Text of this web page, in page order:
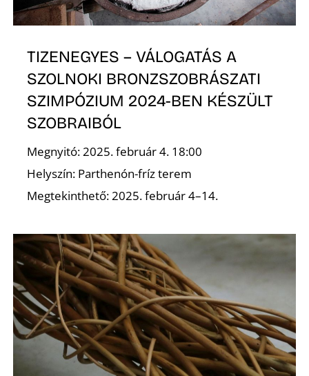
TIZENEGYES – VÁLOGATÁS A
SZOLNOKI BRONZSZOBRÁSZATI
SZIMPÓZIUM 2024-BEN KÉSZÜLT
SZOBRAIBÓL
Megnyitó: 2025. február 4. 18:00
Helyszín: Parthenón-fríz terem
Megtekinthető: 2025. február 4–14.